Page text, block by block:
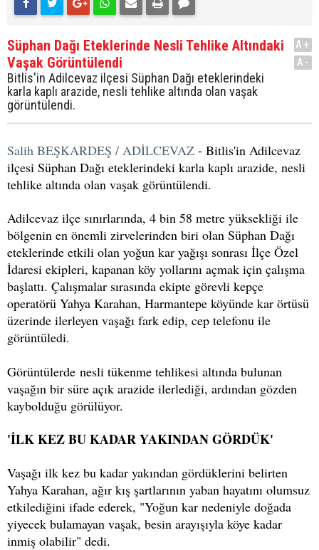
Süphan Dağı Eteklerinde Nesli Tehlike Altındaki
Vaşak Görüntülendi
Bitlis'in Adilcevaz ilçesi Süphan Dağı eteklerindeki
karla kaplı arazide, nesli tehlike altında olan vaşak
görüntülendi.
A+
A-
Salih BEŞKARDEŞ / ADİLCEVAZ - Bitlis'in Adilcevaz
ilçesi Süphan Dağı eteklerindeki karla kaplı arazide, nesli
tehlike altında olan vaşak görüntülendi.
Adilcevaz ilçe sınırlarında, 4 bin 58 metre yüksekliği ile
bölgenin en önemli zirvelerinden biri olan Süphan Dağı
eteklerinde etkili olan yoğun kar yağışı sonrası İlçe Özel
İdaresi ekipleri, kapanan köy yollarını açmak için çalışma
başlattı. Çalışmalar sırasında ekipte görevli kepçe
operatörü Yahya Karahan, Harmantepe köyünde kar örtüsü
üzerinde ilerleyen vaşağı fark edip, cep telefonu ile
görüntüledi.
Görüntülerde nesli tükenme tehlikesi altında bulunan
vaşağın bir süre açık arazide ilerlediği, ardından gözden
kaybolduğu görülüyor.
'İLK KEZ BU KADAR YAKINDAN GÖRDÜK'
Vaşağı ilk kez bu kadar yakından gördüklerini belirten
Yahya Karahan, ağır kış şartlarının yaban hayatını olumsuz
etkilediğini ifade ederek, "Yoğun kar nedeniyle doğada
yiyecek bulamayan vaşak, besin arayışıyla köye kadar
inmiş olabilir" dedi.